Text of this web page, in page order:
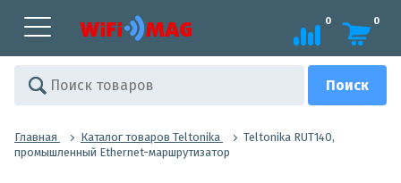
0 0
Главная Каталог товаров Teltonika
Teltonika RUT140,
промышленный Ethernet-маршрутизатор